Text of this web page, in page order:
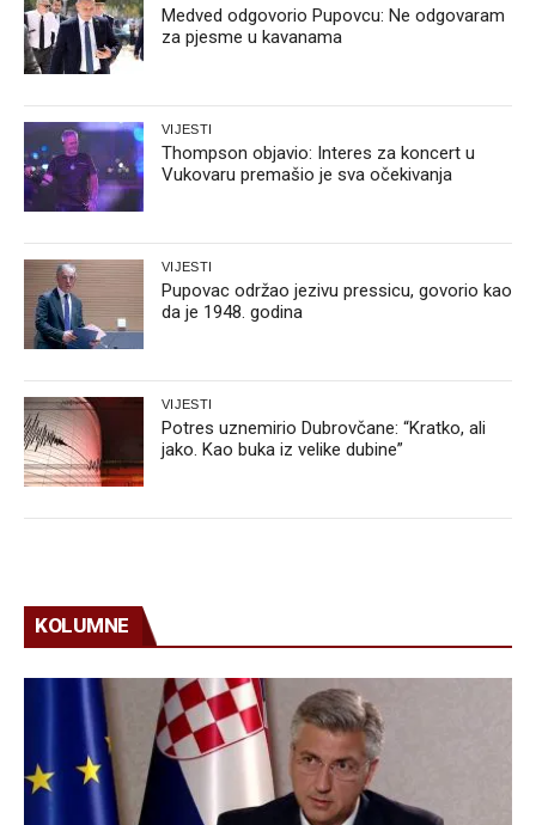
Medved odgovorio Pupovcu: Ne odgovaram
za pjesme u kavanama
VIJESTI
Thompson objavio: Interes za koncert u
Vukovaru premašio je sva očekivanja
VIJESTI
Pupovac održao jezivu pressicu, govorio kao
da je 1948. godina
VIJESTI
Potres uznemirio Dubrovčane: “Kratko, ali
jako. Kao buka iz velike dubine”
KOLUMNE